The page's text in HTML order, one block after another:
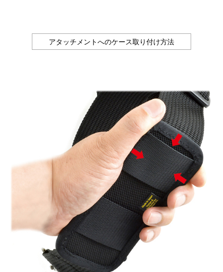
アタッチメントへのケース取り付け方法